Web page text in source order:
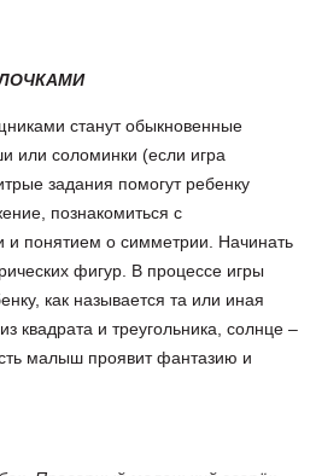
станут обыкновенные
или соломинки (если игра
задания помогут ребенку
познакомиться с
и понятием о симметрии. Начинать
фигур. В процессе игры
как называется та или иная
квадрата и треугольника, солнце –
малыш проявит фантазию и